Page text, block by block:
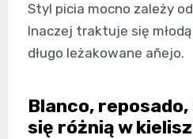
Styl picia mocno zależy
Inaczej traktuje się
długo leżakowane añejo.
Blanco,
się różnią w